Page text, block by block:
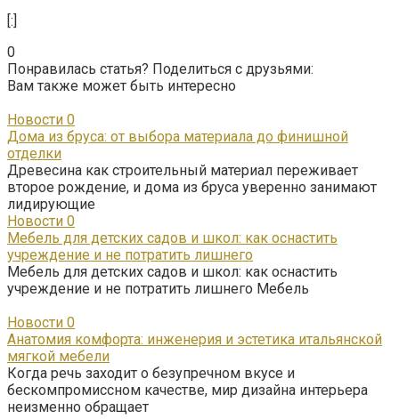
[:]
0
Понравилась статья? Поделиться с друзьями:
Вам также может быть интересно
Новости 0
Дома из бруса: от выбора материала до финишной
отделки
Древесина как строительный материал переживает
второе рождение, и дома из бруса уверенно занимают
лидирующие
Новости 0
Мебель для детских садов и школ: как оснастить
учреждение и не потратить лишнего
Мебель для детских садов и школ: как оснастить
учреждение и не потратить лишнего Мебель
Новости 0
Анатомия комфорта: инженерия и эстетика итальянской
мягкой мебели
Когда речь заходит о безупречном вкусе и
бескомпромиссном качестве, мир дизайна интерьера
неизменно обращает